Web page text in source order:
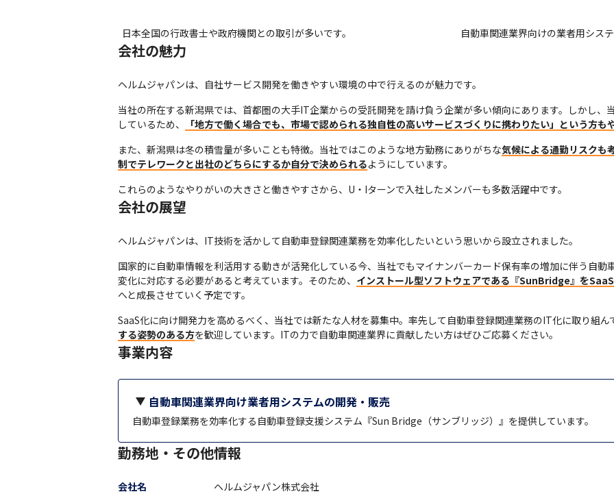
日本全国の行政書士や政府機関との取引が多いです。 自動車関連業界向けの業者用シス
会社の魅力
ヘルムジャパンは、自社サービス開発を働きやすい環境の中で行えるのが魅力です。
当社の所在する新潟県では、首都圏の大手IT企業からの受託開発を請け負う企業が多い傾向にあります。しかし、
しているため、
「地方で働く場合でも、市場で認められる独自性の高いサービスづくりに携わりたい」という方も
また、新潟県は冬の積雪量が多いことも特徴。当社ではこのような地方勤務にありがちな気候による通勤リスクも
制でテレワークと出社のどちらにするか自分で決められるようにしています。
これらのようなやりがいの大きさと働きやすさから、U・Iターンで入社したメンバーも多数活躍中です。
会社の展望
ヘルムジャパンは、IT技術を活かして自動車登録関連業務を効率化したいという思いから設立されました。
国家的に自動車情報を利活用する動きが活発化している今、当社でもマイナンバーカード保有率の増加に伴う自動
変化に対応する必要があると考えています。そのため、 インストール型ソフトウェアである『SunBridge』を
へと成長させていく予定です。
SaaS化に向け開発力を高めるべく、当社では新たな人材を募集中。率先して自動車登録関連業務のIT化に取り組ん
する姿勢のある方を歓迎しています。ITの力で自動車関連業界に貢献したい方はぜひご応募ください。
事業内容
自動車関連業界向け業者用システムの開発・販売
自動車登録業務を効率化する自動車登録支援システム『Sun Bridge（サンブリッジ）』を提供しています。
勤務地・その他情報
会社名 ヘルムジャパン株式会社